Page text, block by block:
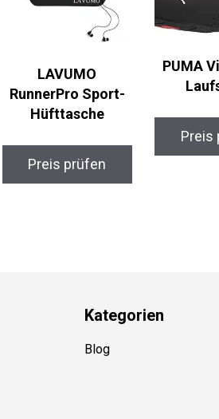
LAVUMO
RunnerPro Sport-
Hüfttasche
Preis prüfen
PUMA
Preis
Kategorien
Blog